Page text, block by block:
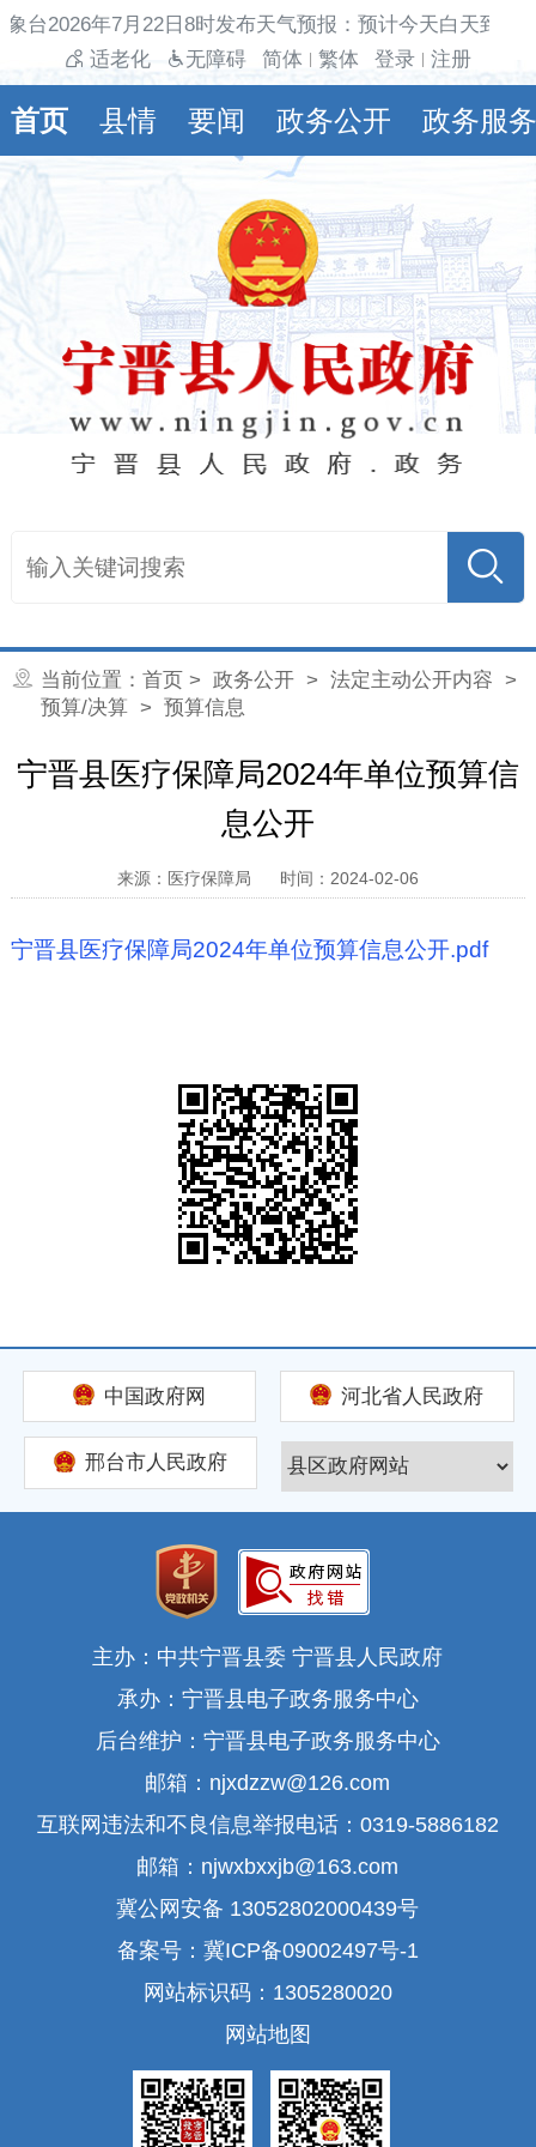
台2026年7月22日8时发布天气预报：预计今天白天到
适老化
无障碍 简体 繁体 登录 注册
首页 县情 要闻 政务公开 政务服务
当前位置： 首页 > 政务公开> 法定主动公开内容 >
预算/决算> 预算信息
宁晋县医疗保障局2024年单位预算信
息公开
来源：医疗保障局 时间：2024-02-06
宁晋县医疗保障局2024年单位预算信息公开.pdf
中国政府网 河北省人民政府
邢台市人民政府
主办：中共宁晋县委 宁晋县人民政府
承办：宁晋县电子政务服务中心
后台维护：宁晋县电子政务服务中心
邮箱：njxdzzw@126.com
互联网违法和不良信息举报电话：0319-5886182
邮箱：njwxbxxjb@163.com
冀公网安备 13052802000439号
备案号：冀ICP备09002497号-1
网站标识码：1305280020
网站地图